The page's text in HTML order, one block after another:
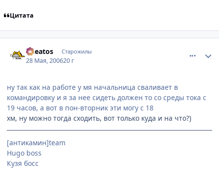
Цитата
Cheatos Старожилы
28 Мая, 200620 г
ну так как на работе у мя начальница сваливает в
командировку и я за нее сидеть должен то со среды тока с
19 часов, а вот в пон-вторник эти могу с 18
хм, ну можно тогда сходить, вот только куда и на что?)
[антикамин]team
Hugo boss
Кузя босс